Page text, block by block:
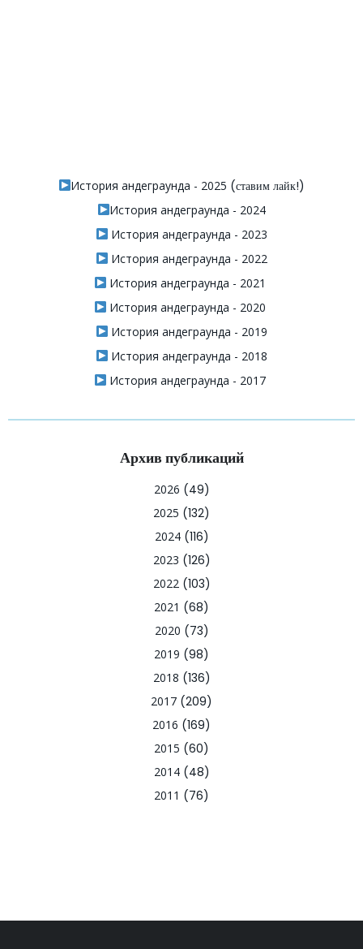
История андеграунда - 2025 (ставим лайк!)
История андеграунда - 2024
История андеграунда - 2023
История андеграунда - 2022
История андеграунда - 2021
История андеграунда - 2020
История андеграунда - 2019
История андеграунда - 2018
История андеграунда - 2017
Архив публикаций
2026 (49)
2025 (132)
2024(116)
2023 (126)
2022(103)
2021 (68)
2020 (73)
2019 (98)
2018 (136)
2017 (209)
2016 (169)
2015 (60)
2014(48)
2011 (76)